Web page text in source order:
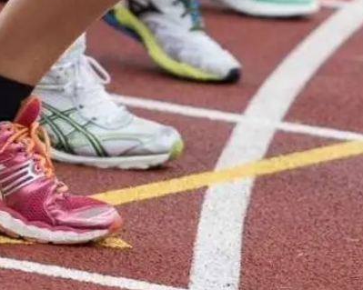
Челябинской области и Башкирии. Саткинский
и возможностей: самые юные участники бежали 3
легкоатлетам по плечу!
уступив не абы кому, а чемпиону России среди
2-е место в возрастной группе 19-29 лет тоже на